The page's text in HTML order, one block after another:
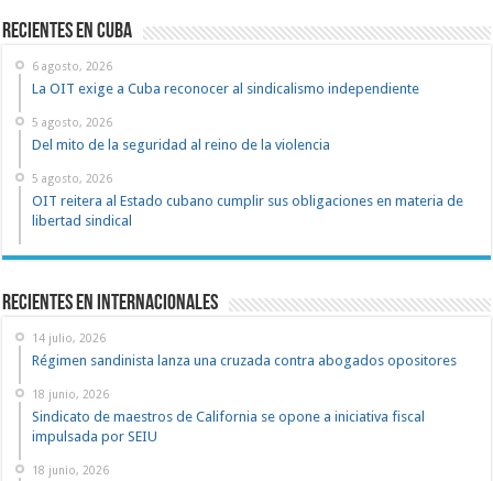
recientes en cuba
6 agosto, 2026
La OIT exige a Cuba reconocer al sindicalismo independiente
5 agosto, 2026
Del mito de la seguridad al reino de la violencia
5 agosto, 2026
OIT reitera al Estado cubano cumplir sus obligaciones en materia de
libertad sindical
Recientes en Internacionales
14 julio, 2026
Régimen sandinista lanza una cruzada contra abogados opositores
18 junio, 2026
Sindicato de maestros de California se opone a iniciativa fiscal
impulsada por SEIU
18 junio, 2026